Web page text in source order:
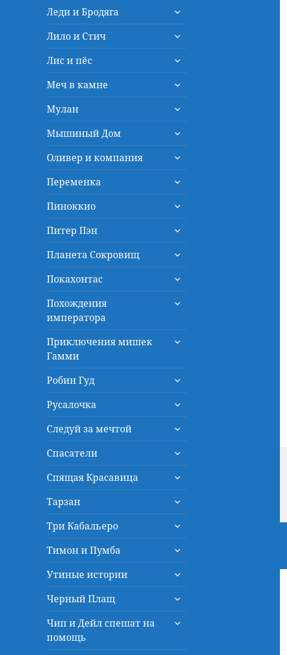
меню
Леди и Бродяга
раскрыть
меню
Лило и Стич
раскрыть
меню
Лис и пёс
раскрыть
меню
Меч в камне
раскрыть
меню
Мулан
раскрыть
меню
Мышиный Дом
раскрыть
меню
Оливер и компания
раскрыть
меню
Переменка
раскрыть
меню
Пиноккио
раскрыть
меню
Питер Пэн
раскрыть
меню
Планета Сокровищ
раскрыть
меню
Покахонтас
раскрыть
меню
Похождения
императора
раскрыть
Приключения мишек
Гамми
раскрыть
Робин Гуд
раскрыть
меню
Русалочка
раскрыть
меню
Следуй за мечтой
раскрыть
меню
Спасатели
раскрыть
меню
Спящая Красавица
раскрыть
меню
Тарзан
раскрыть
меню
Три Кабальеро
раскрыть
меню
Тимон и Пумба
раскрыть
меню
Утиные истории
раскрыть
меню
Черный Плащ
раскрыть
меню
Чип и Дейл спешат на
помощь
раскрыть